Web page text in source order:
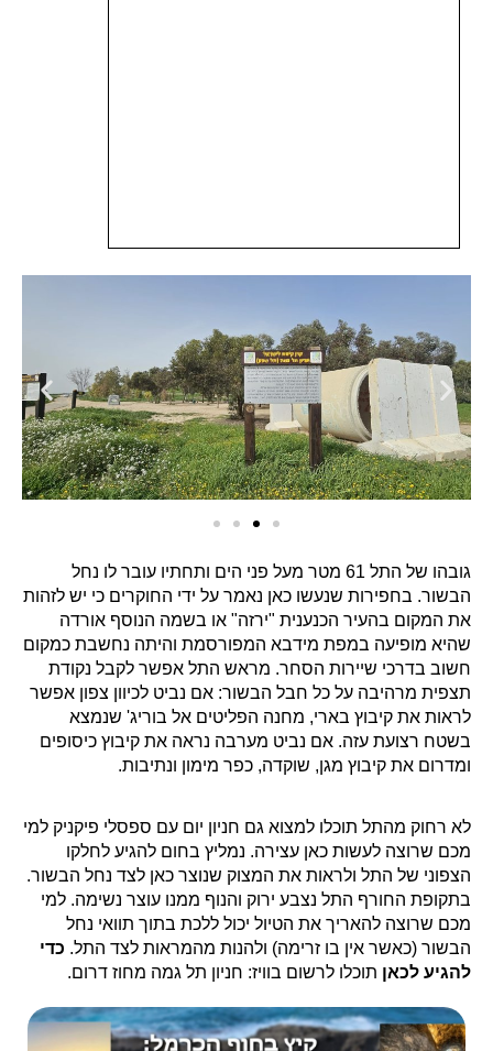
גובהו של התל 61 מטר מעל פני הים ותחתיו עובר לו נחל
הבשור. בחפירות שנעשו כאן נאמר על ידי החוקרים כי יש לזהות
את המקום בהעיר הכנענית "ירזה" או בשמה הנוסף אורדה
שהיא מופיעה במפת מידבא המפורסמת והיתה נחשבת כמקום
חשוב בדרכי שיירות הסחר. מראש התל אפשר לקבל נקודת
תצפית מרהיבה על כל חבל הבשור: אם נביט לכיוון צפון אפשר
לראות את קיבוץ בארי, מחנה הפליטים אל בוריג' שנמצא
בשטח רצועת עזה. אם נביט מערבה נראה את קיבוץ כיסופים
ומדרום את קיבוץ מגן, שוקדה, כפר מימון ונתיבות.
לא רחוק מהתל תוכלו למצוא גם חניון יום עם ספסלי פיקניק למי
מכם שרוצה לעשות כאן עצירה. נמליץ בחום להגיע לחלקו
הצפוני של התל ולראות את המצוק שנוצר כאן לצד נחל הבשור.
בתקופת החורף התל נצבע ירוק והנוף ממנו עוצר נשימה. למי
מכם שרוצה להאריך את הטיול יכול ללכת בתוך תוואי נחל
הבשור (כאשר אין בו זרימה) ולהנות מהמראות לצד התל. כדי
להגיע לכאן תוכלו לרשום בוויז: חניון תל גמה מחוז דרום.